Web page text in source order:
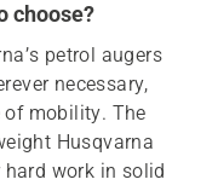
choose?
petrol augers
necessary,
of mobility. The
Husqvarna
work in solid